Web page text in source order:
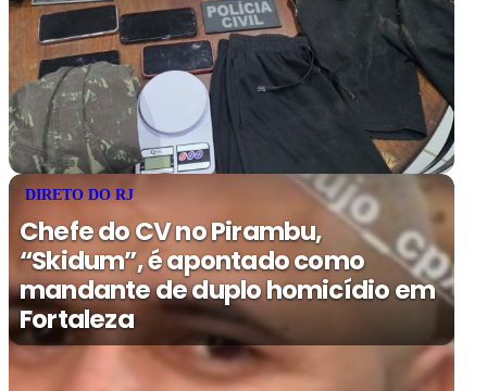
DIRETO DO RJ
Chefe do CV no Pirambu,
“Skidum”, é apontado como
mandante de duplo homicídio em
Fortaleza